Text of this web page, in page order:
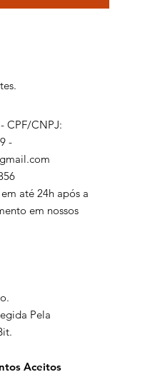
CPF/CNPJ:
-
até 24h após a
em nossos
Pela
Aceitos